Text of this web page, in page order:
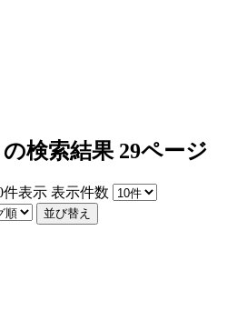
の検索結果 29ページ
件表示 表示件数
並び替え